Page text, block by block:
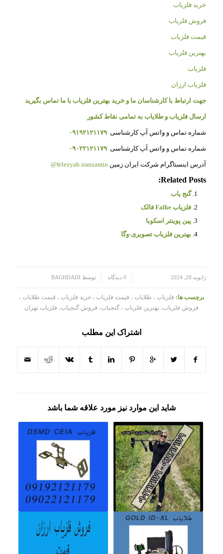
خرید فلزیاب
فروش فلزیاب
قیمت فلزیاب
بهترین فلزیاب
فلزیاب
فلزیاب ارزان
جهت ارتباط با کارشناسان ما و خرید بهترین فلزیاب با ما تماس بگیرید
ارسال فلزیاب و طلایاب به تمامی نقاط کشور
شماره تماس و واتس آپ کارشناسی ۰۹۱۹۲۱۲۱۱۷۹
شماره تماس و واتس آپ کارشناسی ۰۹۰۲۲۱۲۱۱۷۹
آدرس اینستاگرام شرکت ایران زمین felezyab.iranzamin@
Related Posts:
گنج یاب
فلزیاب Falke فالک
پین پوینتر اسکوبا
بهترین فلزیاب تصویری-وگا
ژانویه 28, 2024 0 دیدگاه توسط BAGHDADI
برچسب ها: فلزیاب ، طلایاب ، قیمت فلزیاب ، خرید فلزیاب ، قیمت طلایاب ،
فروش فلزیاب، بهترین فلزیاب ، گنجیاب، فروش گنجیاب، فلزیاب تهران
اشتراک این مطلب
شاید این موارد نیز مورد علاقه شما باشد